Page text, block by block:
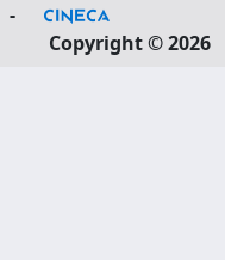
-
Copyright © 2026